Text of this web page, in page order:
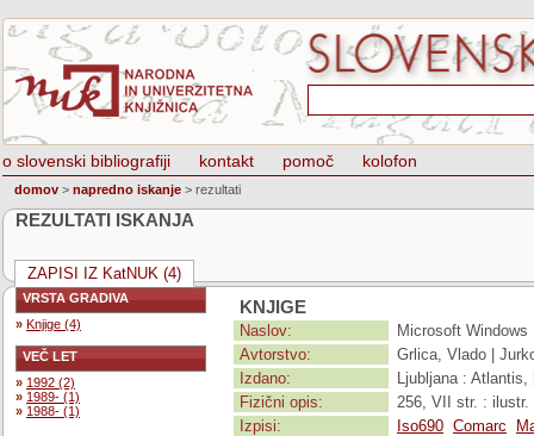
o slovenski bibliografiji kontakt pomoč kolofon
domov > napredno iskanje > rezultati
REZULTATI ISKANJA
ZAPISI IZ KatNUK (4)
VRSTA GRADIVA
» Knjige (4)
VEČ LET
» 1992 (2)
» 1989- (1)
» 1988- (1)
KNJIGE
Naslov:
Microsoft Windows
Avtorstvo:
Grlica, Vlado |
Izdano:
Ljubljana : Atlantis,
Fizični opis:
256, VII str. : ilustr.
Izpisi:
Iso690 Comarc